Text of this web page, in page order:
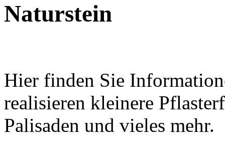
Naturstein
Hier finden Sie
realisieren kleinere
Palisaden und vieles mehr.